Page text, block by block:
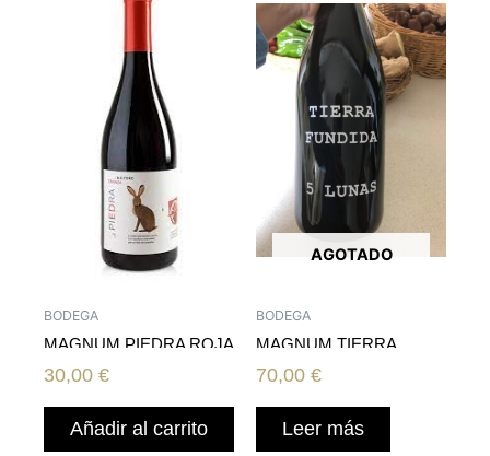
BODEGA
MAGNUM PIEDRA ROJA
CRIANZA
30,00 €
Añadir al carrito
AGOTADO
BODEGA
MAGNUM TIERRA
FUNDIDA 5 LUNAS
70,00 €
Leer más